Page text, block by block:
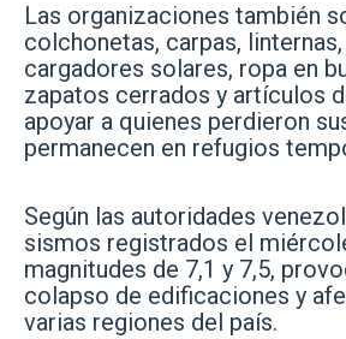
Las organizaciones también
colchonetas, carpas,
cargadores solares, ropa en
zapatos cerrados y artículos
apoyar a quienes perdieron
permanecen en refugios
Según las autoridades
sismos registrados el
magnitudes de 7,1 y 7,5,
colapso de edificaciones y
varias regiones del país.